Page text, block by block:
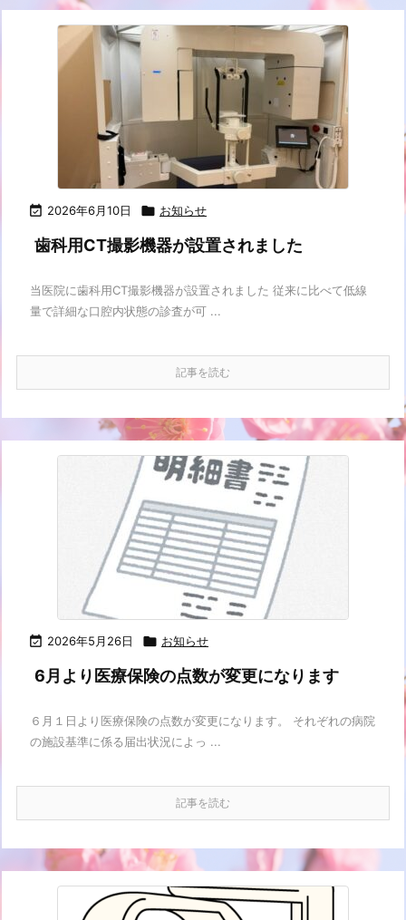
 2026年6月10日  お知らせ
歯科用CT撮影機器が設置されました
当医院に歯科用CT撮影機器が設置されました 従来に比べて低線
量で詳細な口腔内状態の診査が可 ...
記事を読む
 2026年5月26日  お知らせ
6月より医療保険の点数が変更になります
６月１日より医療保険の点数が変更になります。 それぞれの病院
の施設基準に係る届出状況によっ ...
記事を読む